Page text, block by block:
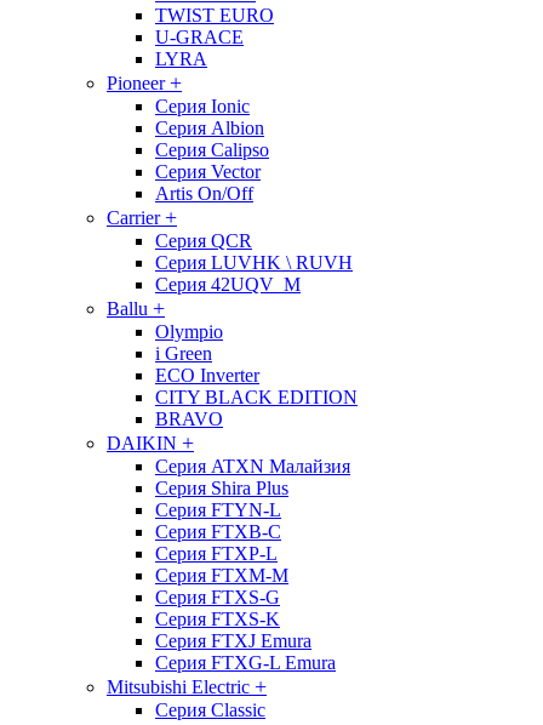
TWIST EURO
U-GRACE
LYRA
Pioneer+
Серия Ionic
Серия Albion
Серия Calipso
Серия Vector
Artis On/Off
Carrier+
Серия QCR
Серия LUVHK \ RUVH
Серия 42UQV_M
Ballu +
Olympio
i Green
ECO Inverter
CITY BLACK EDITION
BRAVO
DAIKIN +
Серия ATXN Малайзия
Серия Shira Plus
Серия FTYN-L
Серия FTXB-C
Серия FTXP-L
Серия FTXM-M
Серия FTXS-G
Серия FTXS-K
Серия FTXJ Emura
Серия FTXG-L Emura
Mitsubishi Electric +
Серия Classic